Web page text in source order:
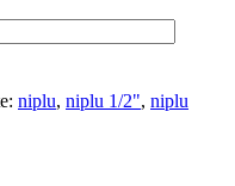
niplu, niplu 1/2", niplu